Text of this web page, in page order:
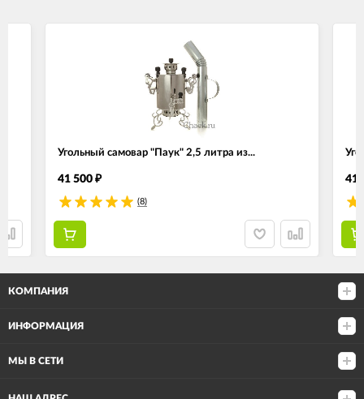
Угольный самовар "Паук" 2,5 литра из...
41 500 ₽
(8)
41
КОМПАНИЯ
ИНФОРМАЦИЯ
МЫ В СЕТИ